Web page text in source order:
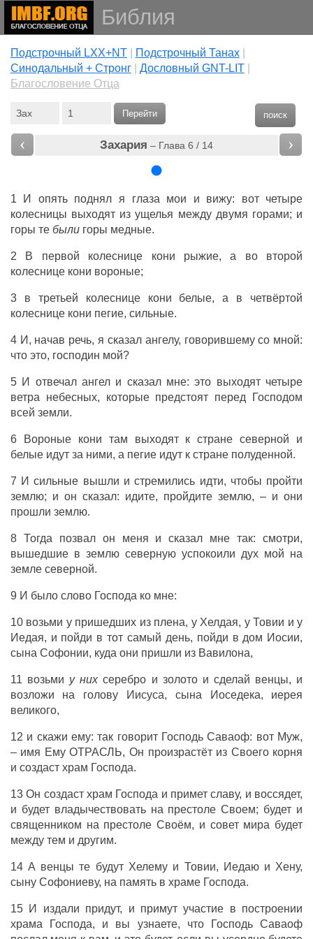
Библия
Подстрочный LXX+NT| Подстрочный Танах|
Cинодальный + Стронг| Дословный GNT-LIT|
Благословение Отца
поиск
Перейти
‹ Захария – Глава 6 / 14 ›
1 И опять поднял я глаза мои и вижу: вот четыре
колесницы выходят из ущелья между двумя горами; и
горы те былигоры медные.
2 В первой колеснице кони рыжие, а во второй
колеснице кони вороные;
3 в третьей колеснице кони белые, а в четвёртой
колеснице кони пегие, сильные.
4 И, начав речь, я сказал ангелу, говорившему со мной:
что это, господин мой?
5 И отвечал ангел и сказал мне: это выходят четыре
ветра небесных, которые предстоят перед Господом
всей земли.
6 Вороные кони там выходят к стране северной и
белые идут за ними, а пегие идут к стране полуденной.
7 И сильные вышли и стремились идти, чтобы пройти
землю; и он сказал: идите, пройдите землю, – и они
прошли землю.
8 Тогда позвал он меня и сказал мне так: смотри,
вышедшие в землю северную успокоили дух мой на
земле северной.
9 И было слово Господа ко мне:
10 возьми у пришедших из плена, у Хелдая, у Товии и у
Иедая, и пойди в тот самый день, пойди в дом Иосии,
сына Софонии, куда они пришли из Вавилона,
11 возьми у нихсеребро и золото и сделай венцы, и
возложи на голову Иисуса, сына Иоседека, иерея
великого,
12 и скажи ему: так говорит Господь Саваоф: вот Муж,
– имя Ему ОТРАСЛЬ, Он произрастёт из Своего корня
и создаст храм Господа.
13 Он создаст храм Господа и примет славу, и воссядет,
и будет владычествовать на престоле Своем; будет и
священником на престоле Своём, и совет мира будет
между тем и другим.
14 А венцы те будут Хелему и Товии, Иедаю и Хену,
сыну Софониеву, на память в храме Господа.
15 И издали придут, и примут участие в построении
храма Господа, и вы узнаете, что Господь Саваоф